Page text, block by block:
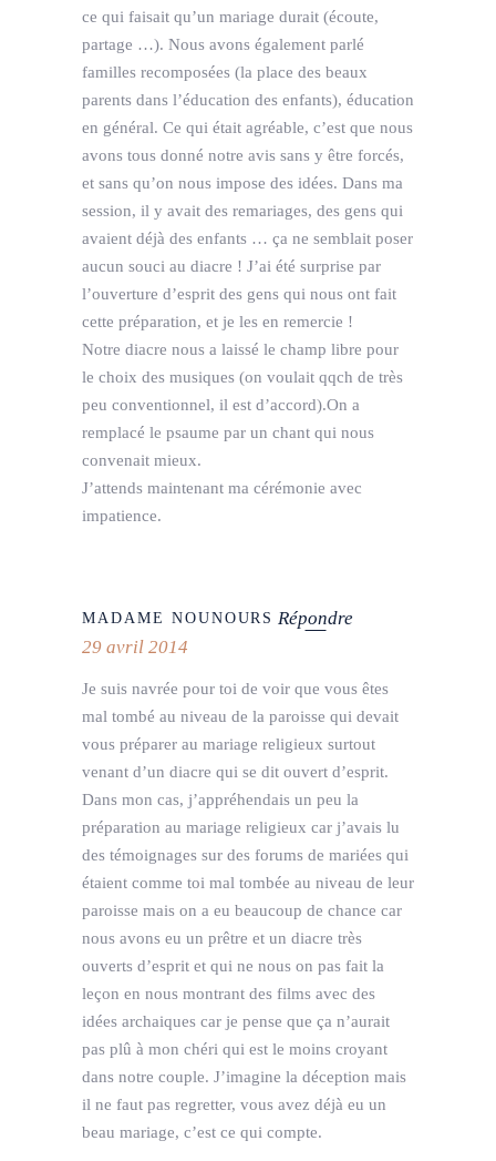
ce qui faisait qu’un mariage durait (écoute,
partage …). Nous avons également parlé
familles recomposées (la place des beaux
parents dans l’éducation des enfants), éducation
en général. Ce qui était agréable, c’est que nous
avons tous donné notre avis sans y être forcés,
et sans qu’on nous impose des idées. Dans ma
session, il y avait des remariages, des gens qui
avaient déjà des enfants … ça ne semblait poser
aucun souci au diacre ! J’ai été surprise par
l’ouverture d’esprit des gens qui nous ont fait
cette préparation, et je les en remercie !
Notre diacre nous a laissé le champ libre pour
le choix des musiques (on voulait qqch de très
peu conventionnel, il est d’accord).On a
remplacé le psaume par un chant qui nous
convenait mieux.
J’attends maintenant ma cérémonie avec
impatience.
MADAME NOUNOURS Répondre
29 avril 2014
Je suis navrée pour toi de voir que vous êtes
mal tombé au niveau de la paroisse qui devait
vous préparer au mariage religieux surtout
venant d’un diacre qui se dit ouvert d’esprit.
Dans mon cas, j’appréhendais un peu la
préparation au mariage religieux car j’avais lu
des témoignages sur des forums de mariées qui
étaient comme toi mal tombée au niveau de leur
paroisse mais on a eu beaucoup de chance car
nous avons eu un prêtre et un diacre très
ouverts d’esprit et qui ne nous on pas fait la
leçon en nous montrant des films avec des
idées archaiques car je pense que ça n’aurait
pas plû à mon chéri qui est le moins croyant
dans notre couple. J’imagine la déception mais
il ne faut pas regretter, vous avez déjà eu un
beau mariage, c’est ce qui compte.